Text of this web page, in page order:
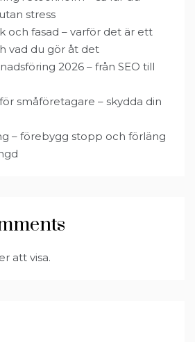
stress
och fasad – varför det är ett
vad du gör åt det
2026 – från SEO till
småföretagare – skydda din
– förebygg stopp och förläng
att visa.